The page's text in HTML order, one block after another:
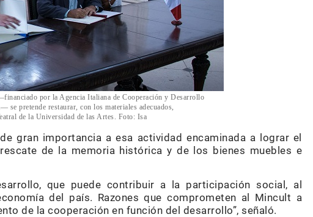
por la Agencia Italiana de Cooperación y Desarrollo
se pretende restaurar, con los materiales adecuados,
de la Universidad de las Artes. Foto: Isa
gran importancia a esa actividad encaminada a lograr el
de la memoria histórica y de los bienes muebles e
que puede contribuir a la participación social, al
del país. Razones que comprometen al Mincult a
de la cooperación en función del desarrollo”, señaló.